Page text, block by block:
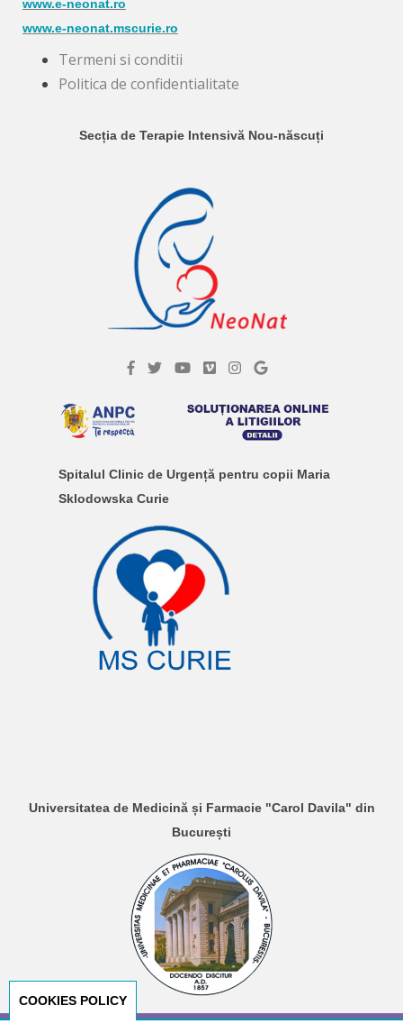
www.e-neonat.ro
www.e-neonat.mscurie.ro
Termeni si conditii
Politica de confidentialitate
Secția de Terapie Intensivă Nou-născuți
Spitalul Clinic de Urgență pentru copii Maria
Sklodowska Curie
Universitatea de Medicină și Farmacie "Carol Davila" din
București
COOKIES POLICY